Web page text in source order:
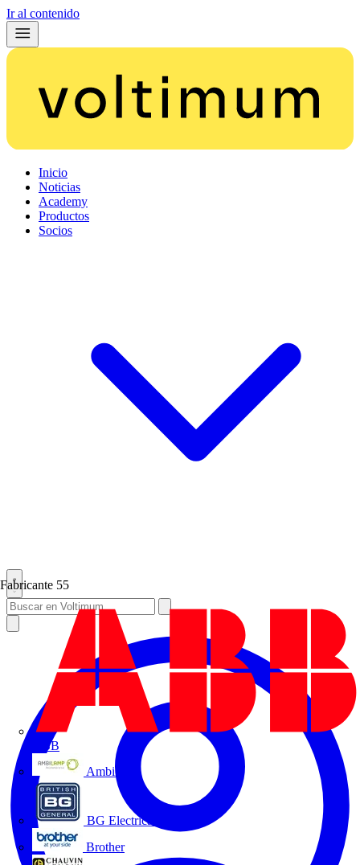
Ir al contenido
Inicio
Noticias
Academy
Productos
Socios
Fabricante 55
ABB
Ambilamp
BG Electrical
Brother